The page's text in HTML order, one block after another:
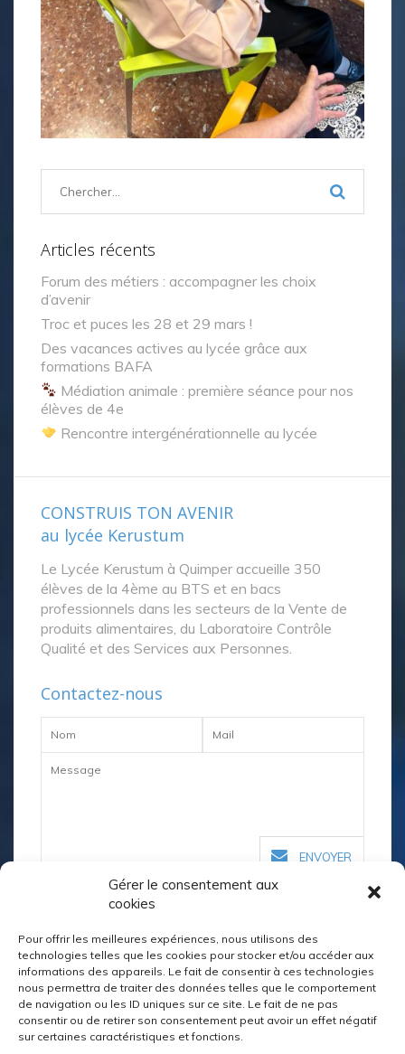
Gérer le consentement aux
cookies
Pour offrir les meilleures expériences, nous utilisons des
technologies telles que les cookies pour stocker et/ou accéder aux
informations des appareils. Le fait de consentir à ces technologies
nous permettra de traiter des données telles que le comportement
de navigation ou les ID uniques sur ce site. Le fait de ne pas
consentir ou de retirer son consentement peut avoir un effet négatif
sur certaines caractéristiques et fonctions.
Articles récents
Forum des métiers : accompagner les choix
d’avenir
Troc et puces les 28 et 29 mars !
Des vacances actives au lycée grâce aux
formations BAFA
Médiation animale : première séance pour nos
élèves de 4e
Rencontre intergénérationnelle au lycée
CONSTRUIS TON AVENIR
au lycée Kerustum
Le Lycée Kerustum à Quimper accueille 350
élèves de la 4ème au BTS et en bacs
professionnels dans les secteurs de la Vente de
produits alimentaires, du Laboratoire Contrôle
Qualité et des Services aux Personnes.
Contactez-nous
ENVOYER
Nos coordonnées
02 98 64 04 40
quimper@kerustum.net